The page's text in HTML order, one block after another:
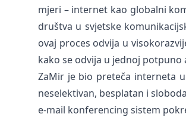
mjeri – internet kao globalni
društva u svjetske
ovaj proces odvija u
kako se odvija u jednoj potpuno
ZaMir je bio preteča interneta
neselektivan, besplatan i
e-mail konferencing sistem